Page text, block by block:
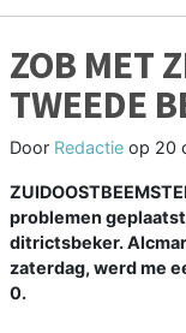
ZOB MET
TWEEDE
Door Redactie op 20
problemen
ditrictsbeker.
zaterdag, werd me
0.